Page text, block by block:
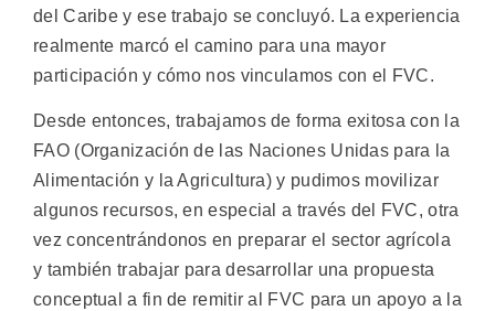
del Caribe y ese trabajo se concluyó. La experiencia
realmente marcó el camino para una mayor
participación y cómo nos vinculamos con el FVC.
Desde entonces, trabajamos de forma exitosa con la
FAO (Organización de las Naciones Unidas para la
Alimentación y la Agricultura) y pudimos movilizar
algunos recursos, en especial a través del FVC, otra
vez concentrándonos en preparar el sector agrícola
y también trabajar para desarrollar una propuesta
conceptual a fin de remitir al FVC para un apoyo a la